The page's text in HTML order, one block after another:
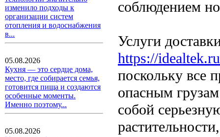
изменило подходы к
организации систем
отопления и водоснабжения
в...
05.08.2026
Кухня — это сердце дома,
место, где собирается семья,
готовится пища и создаются
особенные моменты.
Именно поэтому...
05.08.2026
соблюдением
Услуги
https://
поскольку все
опасным
собой